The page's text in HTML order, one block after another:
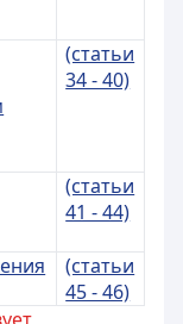
(статьи
34 - 40)
(статьи
41 - 44)
(статьи
45 - 46)